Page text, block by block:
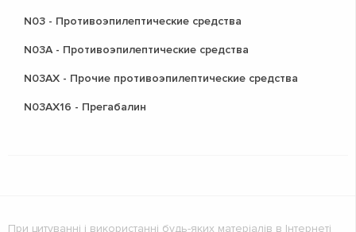
N03 - Противоэпилептические средства
N03A - Противоэпилептические средства
N03AX - Прочие противоэпилептические средства
N03AX16 - Прегабалин
При цитуванні і використанні будь-яких матеріалів в Інтернеті